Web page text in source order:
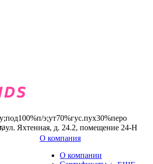
ул. Яхтенная, д. 24.2, помещение 24-Н
О компания
О компании
э;ут70%гус.пух30%перо